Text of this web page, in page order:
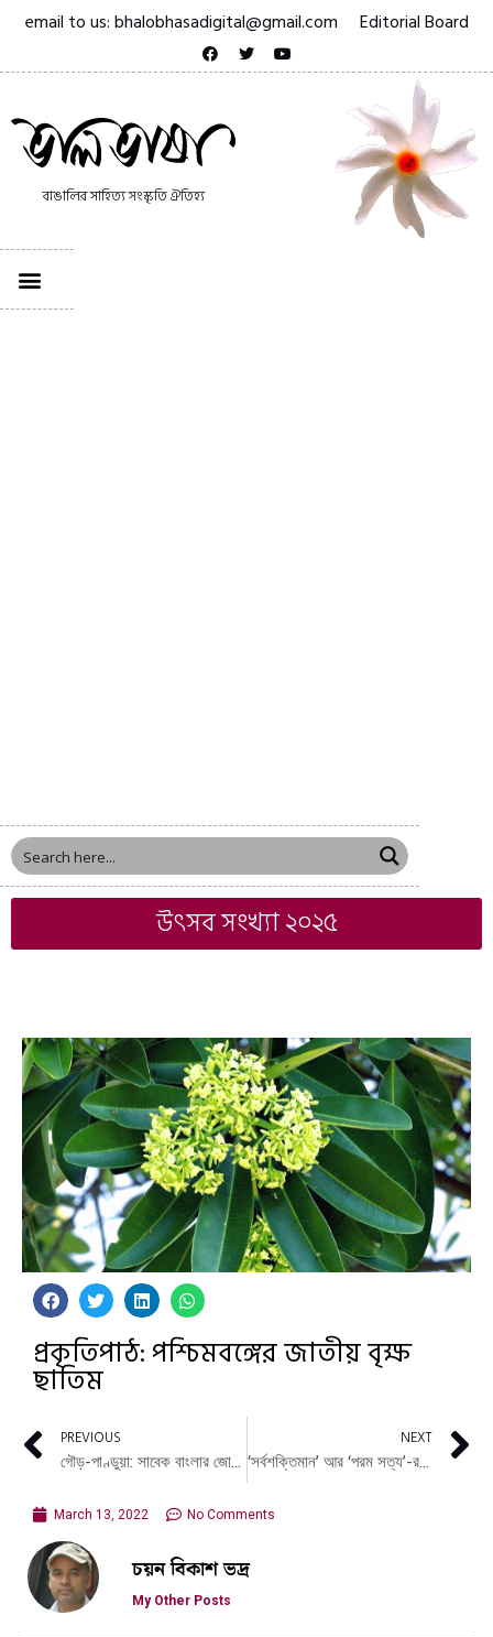
email to us: bhalobhasadigital@gmail.com Editorial Board
বাঙালির সাহিত্য সংস্কৃতি ঐতিহ্য
উৎসব সংখ্যা ২০২৫
প্রকৃতিপাঠ: পশ্চিমবঙ্গের জাতীয় বৃক্ষ
ছাতিম
PREVIOUS
NEXT
‘সর্বশক্তিমান’ আর ‘পরম সত্য’-র ধারণা কি মার্কসবাদে স্বীকৃত
March 13, 2022 No Comments
চয়ন বিকাশ ভদ্র
My Other Posts